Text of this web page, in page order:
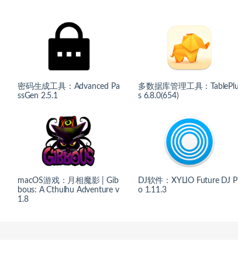
密码生成工具：Advanced Pa
ssGen 2.5.1
多数据库管理工具：
s 6.8.0(654)
macOS游戏：月相魔影 | Gib
bous: A Cthulhu Adventure v
1.8
DJ软件：XYLIO Future DJ
o 1.11.3